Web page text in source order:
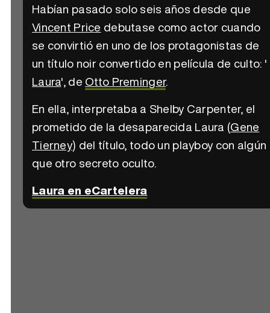
Habían pasado solo seis años desde que
Vincent Price debutase como actor cuando
se convirtió en uno de los protagonistas de
un título noir convertido en película de culto: '
Laura', de Otto Preminger.
En ella, interpretaba a Shelby Carpenter, el
prometido de la desaparecida Laura (Gene
Tierney) del título, todo un playboy con algún
que otro secreto oculto.
Laura en eCartelera